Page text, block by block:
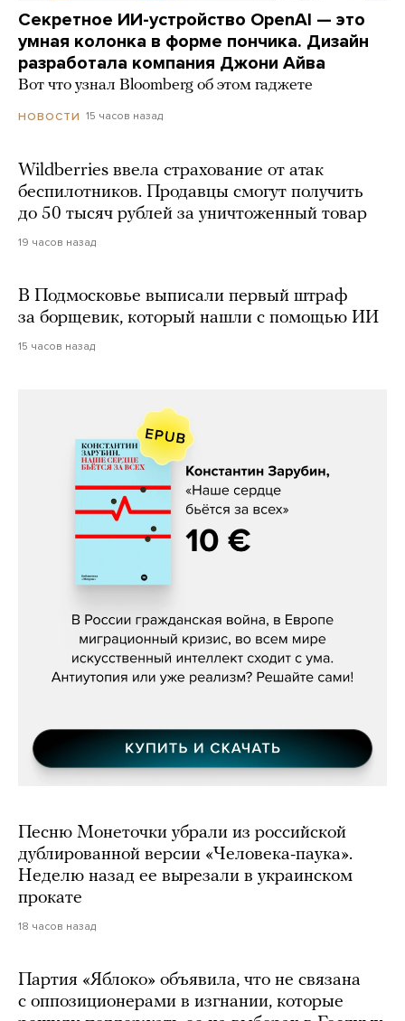
Секретное ИИ-устройство OpenAI — это
умная колонка в форме пончика. Дизайн
разработала компания Джони Айва
Вот что узнал Bloomberg об этом гаджете
НОВОСТИ 15 часов назад
Wildberries ввела страхование от атак
беспилотников. Продавцы смогут получить
до 50 тысяч рублей за уничтоженный товар
19 часов назад
В Подмосковье выписали первый штраф
за борщевик, который нашли с помощью ИИ
15 часов назад
Константин Зарубин, «Наше сердце
Песню Монеточки убрали из российской
дублированной версии «Человека-паука».
Неделю назад ее вырезали в украинском
прокате
18 часов назад
Партия «Яблоко» объявила, что не связана
с оппозиционерами в изгнании, которые